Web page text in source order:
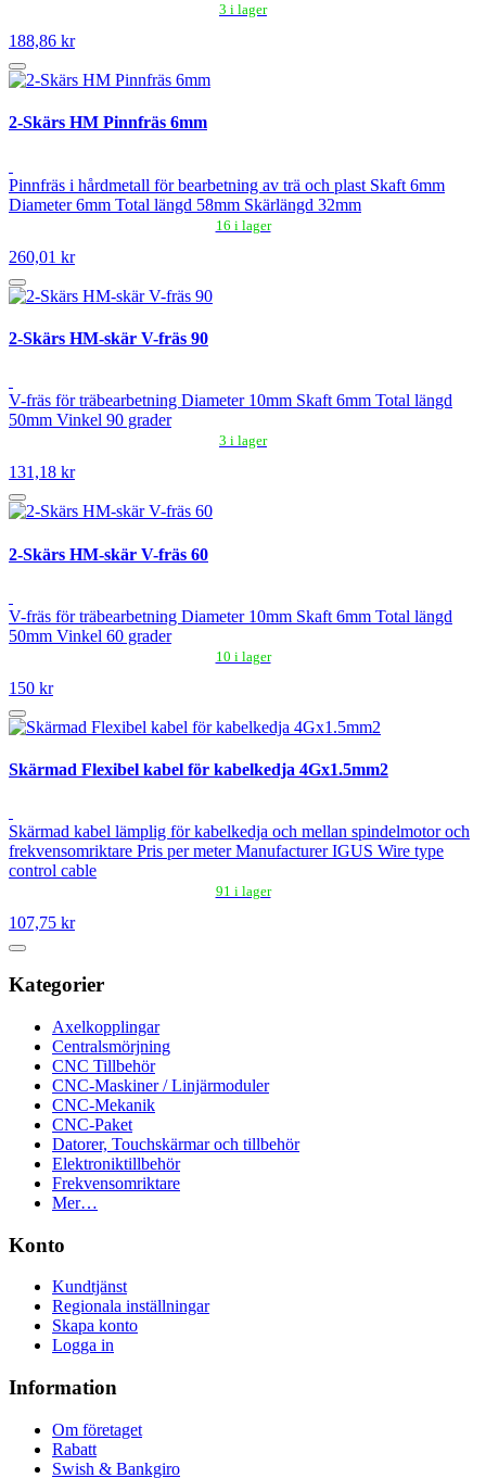
3 i lager
188,86 kr
2-Skärs HM Pinnfräs 6mm
Pinnfräs i hårdmetall för bearbetning av trä och plast Skaft 6mm
Diameter 6mm Total längd 58mm Skärlängd 32mm
16 i lager
260,01 kr
2-Skärs HM-skär V-fräs 90
V-fräs för träbearbetning Diameter 10mm Skaft 6mm Total längd
50mm Vinkel 90 grader
3 i lager
131,18 kr
2-Skärs HM-skär V-fräs 60
V-fräs för träbearbetning Diameter 10mm Skaft 6mm Total längd
50mm Vinkel 60 grader
10 i lager
150 kr
Skärmad Flexibel kabel för kabelkedja 4Gx1.5mm2
Skärmad kabel lämplig för kabelkedja och mellan spindelmotor och
frekvensomriktare Pris per meter Manufacturer IGUS Wire type
control cable
91 i lager
107,75 kr
Kategorier
Axelkopplingar
Centralsmörjning
CNC Tillbehör
CNC-Maskiner / Linjärmoduler
CNC-Mekanik
CNC-Paket
Datorer, Touchskärmar och tillbehör
Elektroniktillbehör
Frekvensomriktare
Mer…
Konto
Kundtjänst
Regionala inställningar
Skapa konto
Logga in
Information
Om företaget
Rabatt
Swish & Bankgiro